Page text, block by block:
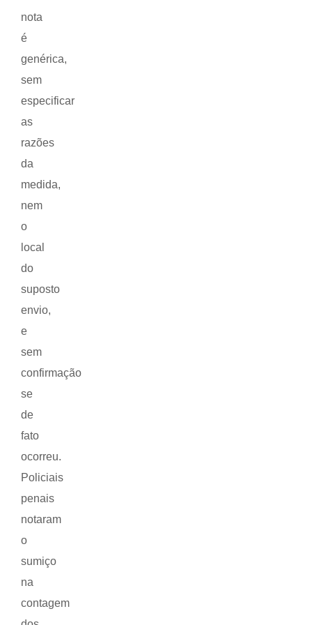
nota
é
genérica,
sem
especificar
as
razões
da
medida,
nem
o
local
do
suposto
envio,
e
sem
confirmação
se
de
fato
ocorreu.
Policiais
penais
notaram
o
sumiço
na
contagem